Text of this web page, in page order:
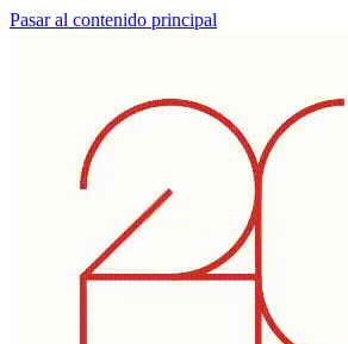
Pasar al contenido principal